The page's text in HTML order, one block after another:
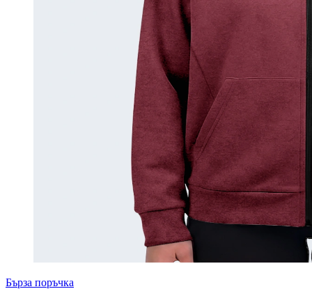
Бърза поръчка